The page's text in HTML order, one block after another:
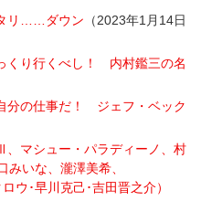
リ……ダウン （2023年1月14日
くり行くべし！ 内村鑑三の名
分の仕事だ！ ジェフ・ベック
マシュー・パラディーノ、村
みいな、瀧澤美希、
ウ･早川克己･吉田晋之介）